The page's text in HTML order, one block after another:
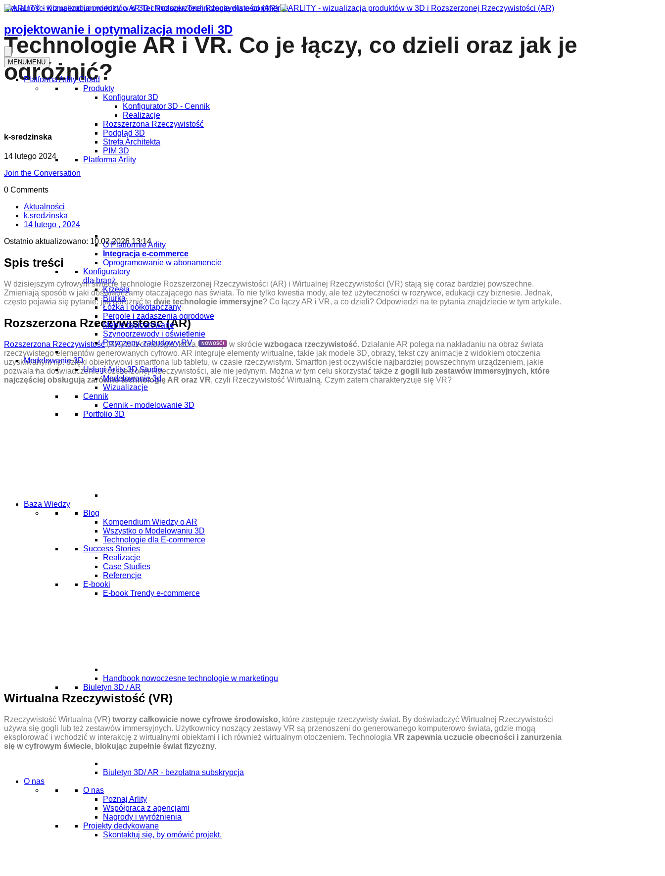
projektowanie i optymalizacja modeli 3D
MENUMENU
Platforma Arlity Cloud
Produkty
Konfigurator 3D
Konfigurator 3D - Cennik
Realizacje
Rozszerzona Rzeczywistość
Podgląd 3D
Strefa Architekta
PIM 3D
Platforma Arlity
O Platformie Arlity
Integracja e-commerce
Oprogramowanie w abonamencie
Konfiguratory
dla branż
Krzesła
Biurka
Łóżka i półkotapczany
Pergole i zadaszenia ogrodowe
Meble tapicerowane
Szynoprzewody i oświetlenie
Przyczepy, zabudowy RV
NOWOŚĆ!
Modelowanie 3D
Usługi Arlity 3D Studio
Modelowanie 3d
Wizualizacje
Cennik
Cennik - modelowanie 3D
Portfolio 3D
Baza Wiedzy
Blog
Kompendium Wiedzy o AR
Wszystko o Modelowaniu 3D
Technologie dla E-commerce
Success Stories
Realizacje
Case Studies
Referencje
E-booki
E-book Trendy e-commerce
Handbook nowoczesne technologie w marketingu
Biuletyn 3D / AR
Biuletyn 3D/ AR - bezpłatna subskrypcja
O nas
O nas
Poznaj Arlity
Współpraca z agencjami
Nagrody i wyróżnienia
Projekty dedykowane
Skontaktuj się, by omówić projekt.
Aktualności Kompendium wiedzy o AR Technologia Technologie dla e-commerce
Technologie AR i VR. Co je łączy, co dzieli oraz jak je
odróżnić?
k-sredzinska
14 lutego 2024
Join the Conversation
0 Comments
Aktualności
k.sredzinska
14 lutego , 2024
Ostatnio aktualizowano: 10.02.2026 13:14
Spis treści
W dzisiejszym cyfrowym świecie technologie Rozszerzonej Rzeczywistości (AR) i Wirtualnej Rzeczywistości (VR) stają się coraz bardziej powszechne.
Zmieniają sposób w jaki doświadczamy otaczającego nas świata. To nie tylko kwestia mody, ale też użyteczności w rozrywce, edukacji czy biznesie. Jednak,
często pojawia się pytanie: jak odróżnić te dwie technologie immersyjne? Co łączy AR i VR, a co dzieli? Odpowiedzi na te pytania znajdziecie w tym artykule.
Rozszerzona Rzeczywistość (AR)
Rozszerzona Rzeczywistość(AR) to technologia, która, mówiąc w skrócie wzbogaca rzeczywistość. Działanie AR polega na nakładaniu na obraz świata
rzeczywistego elementów generowanych cyfrowo. AR integruje elementy wirtualne, takie jak modele 3D, obrazy, tekst czy animacje z widokiem otoczenia
uzyskiwanym np. dzięki obiektywowi smartfona lub tabletu, w czasie rzeczywistym. Smartfon jest oczywiście najbardziej powszechnym urządzeniem, jakie
pozwala na doświadczenie Rozszerzonej Rzeczywistości, ale nie jedynym. Można w tym celu skorzystać także z gogli lub zestawów immersyjnych, które
najczęściej obsługują zarówno technologię AR oraz VR, czyli Rzeczywistość Wirtualną. Czym zatem charakteryzuje się VR?
Wirtualna Rzeczywistość (VR)
Rzeczywistość Wirtualna (VR) tworzy całkowicie nowe cyfrowe środowisko, które zastępuje rzeczywisty świat. By doświadczyć Wirtualnej Rzeczywistości
używa się gogli lub też zestawów immersyjnych. Użytkownicy noszący zestawy VR są przenoszeni do generowanego komputerowo świata, gdzie mogą
eksplorować i wchodzić w interakcję z wirtualnymi obiektami i ich również wirtualnym otoczeniem. Technologia VR zapewnia uczucie obecności i zanurzenia
się w cyfrowym świecie, blokując zupełnie świat fizyczny.